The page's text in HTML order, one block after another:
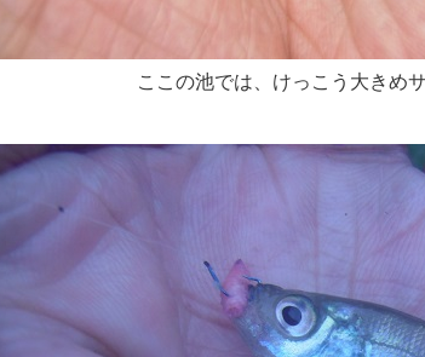
ここの池では、けっこう大きめ